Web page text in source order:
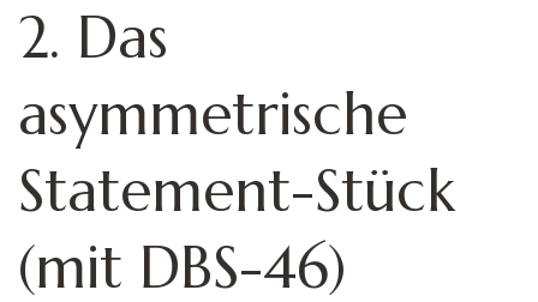
2. Das
asymmetrische
Statement-Stück
(mit DBS-46)